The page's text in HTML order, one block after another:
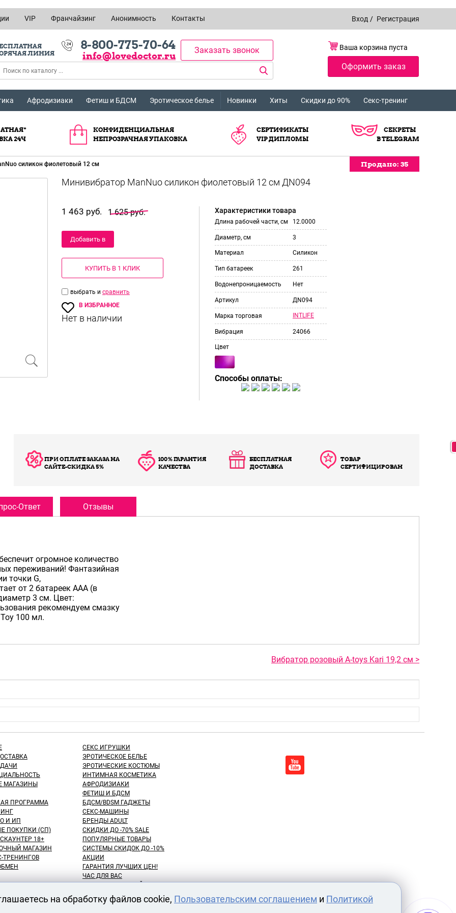
VIP Франчайзинг Анонимность Контакты Вход / Регистрация
ЛИНИЯ
8-800-775-70-64
info@lovedoctor.ru
Заказать звонок Ваша корзина пуста
Оформить заказ
Афродизиаки Фетиш и БДСМ Эротическое белье Новинки Хиты Скидки до 90% Секс-тренинг
24Ч
КОНФИДЕНЦИАЛЬНАЯ
НЕПРОЗРАЧНАЯ УПАКОВКА
СЕРТИФИКАТЫ
VIP ДИПЛОМЫ
СЕКРЕТЫ
В TELEGRAM
силикон фиолетовый 12 см Продано: 35
Продано: 35
Продано: 35
1 463 руб. 1 625 руб.
Добавить в
корзину
КУПИТЬ В 1 КЛИК
выбрать и сравнить
В ИЗБРАННОЕ
Характеристики товара
Длина рабочей части, см 12.0000
Диаметр, см 3
Материал Силикон
Тип батареек 261
Водонепроницаемость Нет
Артикул ДN094
Марка торговая INTLIFE
Вибрация 24066
Цвет
Способы оплаты:
ПРИ ОПЛАТЕ ЗАКАЗА НА
САЙТЕ-СКИДКА 5%
100% ГАРАНТИЯ
КАЧЕСТВА
БЕСПЛАТНАЯ
ДОСТАВКА
ТОВАР
СЕРТИФИЦИРОВАН
Ответ Отзывы
огромное количество
переживаний! Фантазийная
точки G,
от 2 батареек ААА (в
3 см. Цвет:
рекомендуем смазку
100 мл.
Вибратор розовый A-toys Kari 19,2 см >
МАГАЗИНЫ
ПРОГРАММА
И ИП
ПОКУПКИ (СП)
18+
МАГАЗИН
ТРЕНИНГОВ
СЕКС ИГРУШКИ
ЭРОТИЧЕСКОЕ БЕЛЬЕ
ЭРОТИЧЕСКИЕ КОСТЮМЫ
ИНТИМНАЯ КОСМЕТИКА
АФРОДИЗИАКИ
ФЕТИШ И БДСМ
БДСМ/BDSM ГАДЖЕТЫ
СЕКС-МАШИНЫ
БРЕНДЫ ADULT
СКИДКИ ДО -70% SALE
ПОПУЛЯРНЫЕ ТОВАРЫ
СИСТЕМЫ СКИДОК ДО -10%
АКЦИИ
ГАРАНТИЯ ЛУЧШИХ ЦЕН!
ЧАС ДЛЯ ВАС
100 БОНУСНЫХ РУБЛЕЙ!
ОТЛОЖЕННЫЕ ТОВАРЫ
на обработку файлов cookie, Пользовательским соглашением и Политикой